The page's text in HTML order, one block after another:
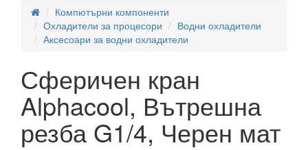
Компютърни компоненти
Охладители за процесори
Водни охладители
Аксесоари за водни охладители
Сферичен кран
Alphacool, Вътрешна
резба G1/4, Черен мат